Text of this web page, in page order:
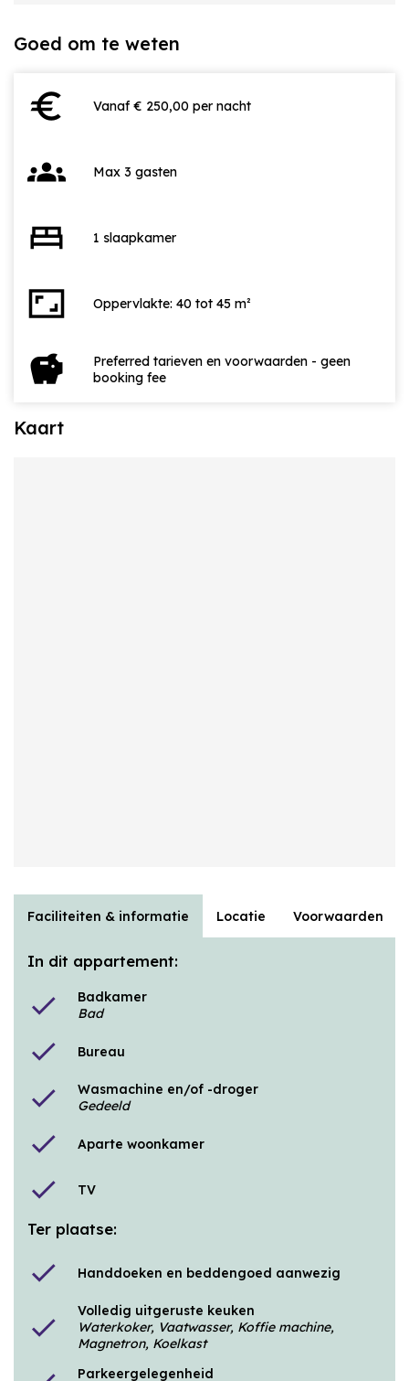
Goed om te weten
euro Vanaf € 250,00 per nacht
groups Max 3 gasten
bed 1 slaapkamer
aspect_ratio Oppervlakte: 40 tot 45 m²
savings
Preferred tarieven en voorwaarden - geen
booking fee
Kaart
Faciliteiten & informatie Locatie Voorwaarden
In dit appartement:
check
Badkamer
Bad
check Bureau
check
Wasmachine en/of -droger
Gedeeld
check Aparte woonkamer
check TV
Ter plaatse:
check Handdoeken en beddengoed aanwezig
check
Volledig uitgeruste keuken
Waterkoker, Vaatwasser, Koffie machine,
Magnetron, Koelkast
Parkeergelegenheid